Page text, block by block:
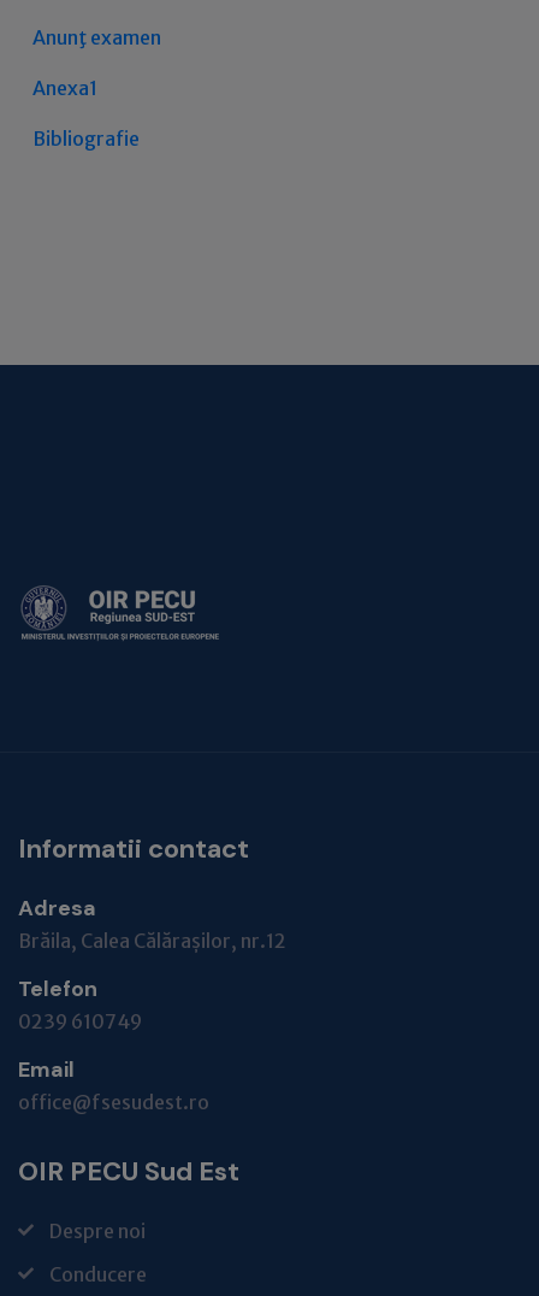
Anunţ examen
Anexa1
Bibliografie
Informatii contact
Adresa
Brăila, Calea Călărașilor, nr.12
Telefon
0239 610749
Email
office@fsesudest.ro
OIR PECU Sud Est
Despre noi
Conducere